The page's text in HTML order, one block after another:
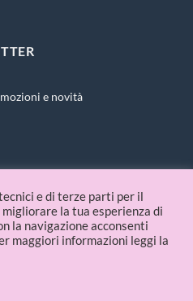
e novità
P.IVA 09336481214
e di terze parti per il
la tua esperienza di
la navigazione acconsenti
maggiori informazioni leggi la